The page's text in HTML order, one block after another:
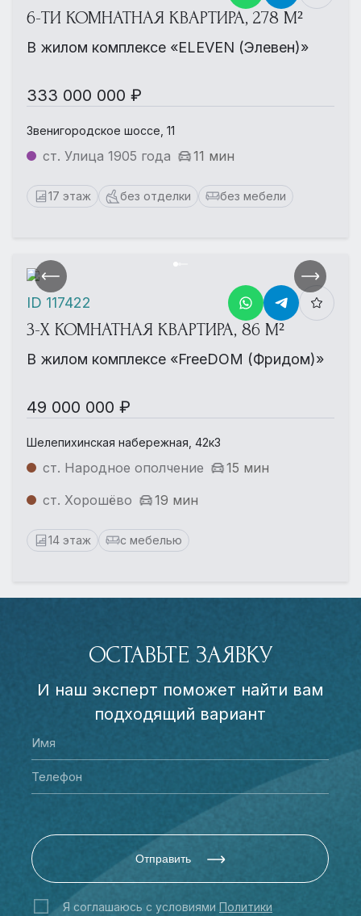
6-ТИ КОМНАТНАЯ КВАРТИРА, 278 М²
В жилом комплексе «ELEVEN (Элевен)»
333 000 000 ₽
Звенигородское шоссе, 11
ст. Улица 1905 года 11 мин
17 этаж без отделки без мебели
3-Х КОМНАТНАЯ КВАРТИРА, 86 М²
В жилом комплексе «FreeDOM (Фридом)»
49 000 000 ₽
Шелепихинская набережная, 42к3
ст. Народное ополчение
15 мин
ст. Хорошёво
19 мин
14 этаж с мебелью
ID 117422
ОСТАВЬТЕ ЗАЯВКУ
И наш эксперт поможет найти вам
подходящий вариант
Я соглашаюсь с условиями Политики
Отправить